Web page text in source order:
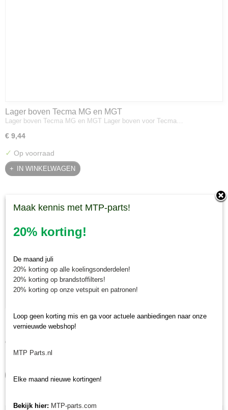
Lager boven Tecma MG en MGT
Lager boven Tecma MG en MGT Lager boven voor Tecma…
€ 9,44
✓ Op voorraad
IN WINKELWAGEN
Lager onder Tecma / Gamo
Lager onder Tecma / Gamo Lager voor Tecma of Gamo…
€ 15,29
IN WINKELWAGEN
Maak kennis met MTP-parts!
20% korting!
De maand juli
20% korting op alle koelingsonderdelen!
20% korting op brandstoffilters!
20% korting op onze vetspuit en patronen!
Loop geen korting mis en ga voor actuele aanbiedingen naar onze
vernieuwde webshop!
MTP Parts.nl
Elke maand nieuwe kortingen!
Bekijk hier: MTP-parts.com